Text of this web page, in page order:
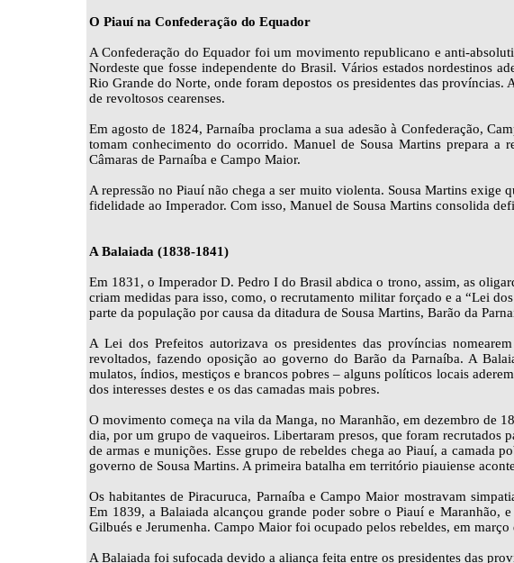
O Piauí na Confederação do Equador
A Confederação do Equador foi um movimento republicano e anti-
Nordeste que fosse independente do Brasil. Vários estados nordestinos
Rio Grande do Norte, onde foram depostos os presidentes das províncias.
de revoltosos cearenses.
Em agosto de 1824, Parnaíba proclama a sua adesão à Confederação,
tomam conhecimento do ocorrido. Manuel de Sousa Martins prepara a
Câmaras de Parnaíba e Campo Maior.
A repressão no Piauí não chega a ser muito violenta. Sousa Martins exige
fidelidade ao Imperador. Com isso, Manuel de Sousa Martins consolida
A Balaiada (1838-1841)
Em 1831, o Imperador D. Pedro I do Brasil abdica o trono, assim, as
criam medidas para isso, como, o recrutamento militar forçado e a “Lei
parte da população por causa da ditadura de Sousa Martins, Barão da
A Lei dos Prefeitos autorizava os presidentes das províncias
revoltados, fazendo oposição ao governo do Barão da Parnaíba. A
mulatos, índios, mestiços e brancos pobres – alguns políticos locais
dos interesses destes e os das camadas mais pobres.
O movimento começa na vila da Manga, no Maranhão, em dezembro de
dia, por um grupo de vaqueiros. Libertaram presos, que foram recrutados
de armas e munições. Esse grupo de rebeldes chega ao Piauí, a camada
governo de Sousa Martins. A primeira batalha em território piauiense
Os habitantes de Piracuruca, Parnaíba e Campo Maior mostravam
Em 1839, a Balaiada alcançou grande poder sobre o Piauí e Maranhão,
Gilbués e Jerumenha. Campo Maior foi ocupado pelos rebeldes, em março
A Balaiada foi sufocada devido a aliança feita entre os presidentes das